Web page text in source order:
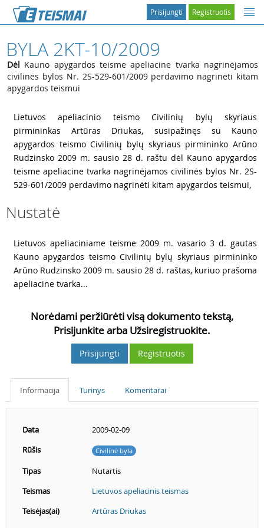
Registruotis
Prisijungti
BYLA 2KT-10/2009
Dėl Kauno apygardos teisme apeliacine tvarka nagrinėjamos
civilinės bylos Nr. 2S-529-601/2009 perdavimo nagrinėti kitam
apygardos teismui
Lietuvos apeliacinio teismo Civilinių bylų skyriaus
pirmininkas Artūras Driukas, susipažinęs su Kauno
apygardos teismo Civilinių bylų skyriaus pirmininko Arūno
Rudzinsko 2009 m. sausio 28 d. raštu dėl Kauno apygardos
teisme apeliacine tvarka nagrinėjamos civilinės bylos Nr. 2S-
529-601/2009 perdavimo nagrinėti kitam apygardos teismui,
Nustatė
Lietuvos apeliaciniame teisme 2009 m. vasario 3 d. gautas
Kauno apygardos teismo Civilinių bylų skyriaus pirmininko
Arūno Rudzinsko 2009 m. sausio 28 d. raštas, kuriuo prašoma
apeliacine tvarka...
Norėdami peržiūrėti visą dokumento tekstą,
Prisijunkite arba Užsiregistruokite.
Prisijungti Registruotis
Informacija Turinys Komentarai
Data
2009-02-09
Rūšis
Civilinė byla
Tipas
Nutartis
Teismas
Lietuvos apeliacinis teismas
Teisėjas(ai)
Artūras Driukas